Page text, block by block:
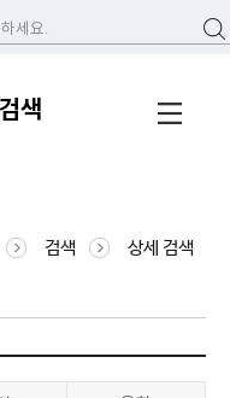
검색
검색 상세 검색